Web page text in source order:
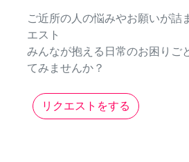
ご近所の人の悩みやお願いが詰
エスト
みんなが抱える日常のお困りご
てみませんか？
リクエストをする